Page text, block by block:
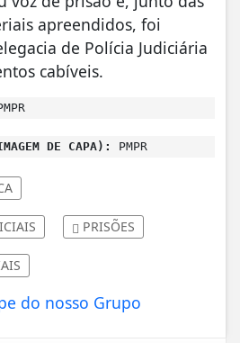
apreendidos, foi
de Polícia Judiciária
cabíveis.
DE CAPA): PMPR
PRISÕES